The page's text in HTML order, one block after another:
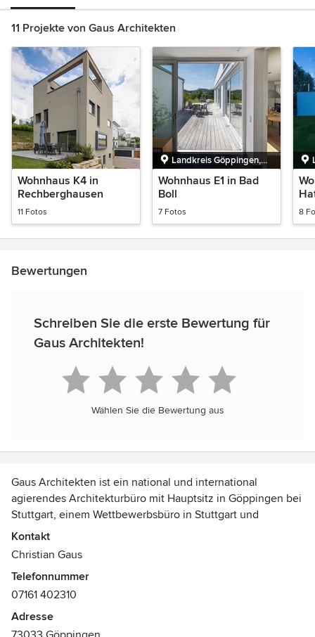
11 Projekte von Gaus Architekten
Wohnhaus K4 in
Rechberghausen
11 Fotos
Landkreis Göppingen,
Baden-Württemberg,
Deutschland
Wohnhaus E1 in Bad
Boll
7 Fotos 8
Bewertungen
Schreiben Sie die erste Bewertung für
Gaus Architekten!
Wählen Sie die Bewertung aus
Gaus Architekten ist ein national und international
agierendes Architekturbüro mit Hauptsitz in Göppingen bei
Stuttgart, einem Wettbewerbsbüro in Stuttgart und
Niederlassungen in Kiel, Rotterdam (NL) und Cannobio (IT).
Mit einem multikulturellen Team von derzeit rund 20
privaten Bauherren geplant und realisiert. Das
Leistungsspektrum erstreckt sich über alle HOAI-
Leistungsphasen der Architektur, des Planens und des
Bauens vom Städtebau über Wohnbauten und
Kontakt
Christian Gaus
Telefonnummer
07161 402310
Adresse